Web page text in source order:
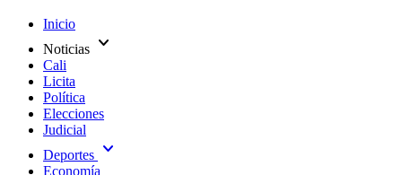
Inicio
Noticias expand_more
Cali
Licita
Política
Elecciones
Judicial
Deportes expand_more
Economía